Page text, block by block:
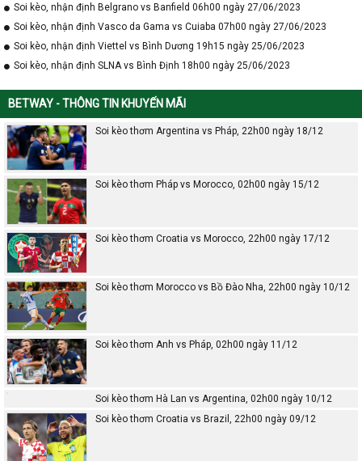
Soi kèo, nhận định Belgrano vs Banfield 06h00 ngày 27/06/2023
Soi kèo, nhận định Vasco da Gama vs Cuiaba 07h00 ngày 27/06/2023
Soi kèo, nhận định Viettel vs Bình Dương 19h15 ngày 25/06/2023
Soi kèo, nhận định SLNA vs Bình Định 18h00 ngày 25/06/2023
BETWAY - THÔNG TIN KHUYẾN MÃI
Soi kèo thơm Argentina vs Pháp, 22h00 ngày 18/12
Soi kèo thơm Pháp vs Morocco, 02h00 ngày 15/12
Soi kèo thơm Croatia vs Morocco, 22h00 ngày 17/12
Soi kèo thơm Morocco vs Bồ Đào Nha, 22h00 ngày 10/12
Soi kèo thơm Anh vs Pháp, 02h00 ngày 11/12
Soi kèo thơm Hà Lan vs Argentina, 02h00 ngày 10/12
Soi kèo thơm Croatia vs Brazil, 22h00 ngày 09/12